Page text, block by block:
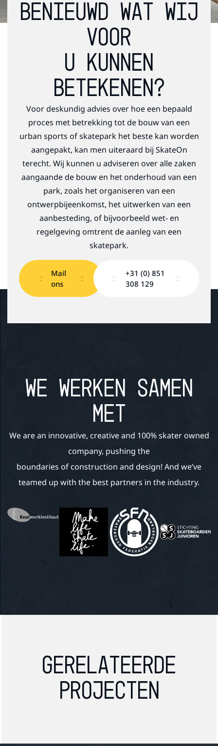
BENIEUWD WAT WIJ
VOOR
U KUNNEN
BETEKENEN?
Voor deskundig advies over hoe een bepaald
proces met betrekking tot de bouw van een
urban sports of skatepark het beste kan worden
aangepakt, kan men uiteraard bij SkateOn
terecht. Wij kunnen u adviseren over alle zaken
aangaande de bouw en het onderhoud van een
park, zoals het organiseren van een
ontwerpbijeenkomst, het uitwerken van een
aanbesteding, of bijvoorbeeld wet- en
regelgeving omtrent de aanleg van een
skatepark.
Mail
ons
+31 (0) 851
308 129
WE WERKEN SAMEN
MET
We are an innovative, creative and 100% skater owned
company, pushing the
boundaries of construction and design! And we’ve
teamed up with the best partners in the industry.
Gerelateerde
projecten